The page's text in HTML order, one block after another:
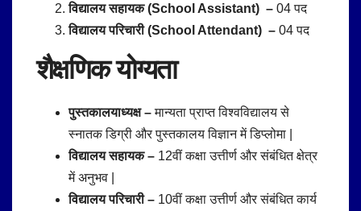
विद्यालय सहायक (School Assistant) – 04 पद
विद्यालय परिचारी (School Attendant) – 04 पद
शैक्षणिक योग्यता
पुस्तकालयाध्यक्ष –मान्यता प्राप्त विश्वविद्यालय से
स्नातक डिग्री और पुस्तकालय विज्ञान में डिप्लोमा |
विद्यालय सहायक – 12वीं कक्षा उत्तीर्ण और संबंधित क्षेत्र
में अनुभव |
विद्यालय परिचारी – 10वीं कक्षा उत्तीर्ण और संबंधित कार्य